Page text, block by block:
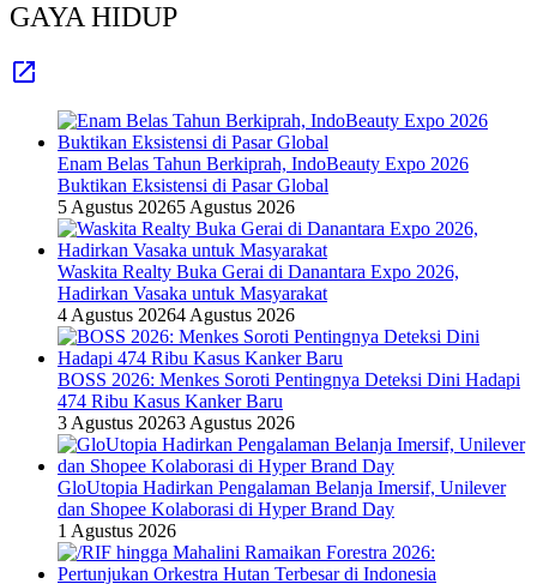
GAYA HIDUP
Enam Belas Tahun Berkiprah, IndoBeauty Expo 2026
Buktikan Eksistensi di Pasar Global
5 Agustus 20265 Agustus 2026
Waskita Realty Buka Gerai di Danantara Expo 2026,
Hadirkan Vasaka untuk Masyarakat
4 Agustus 20264 Agustus 2026
BOSS 2026: Menkes Soroti Pentingnya Deteksi Dini Hadapi
474 Ribu Kasus Kanker Baru
3 Agustus 20263 Agustus 2026
GloUtopia Hadirkan Pengalaman Belanja Imersif, Unilever
dan Shopee Kolaborasi di Hyper Brand Day
1 Agustus 2026